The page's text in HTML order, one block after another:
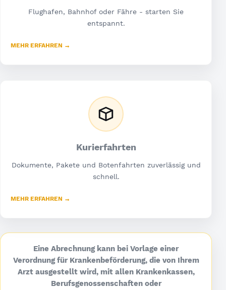
Flughafen, Bahnhof oder Fähre - starten Sie
entspannt.
MEHR ERFAHREN →
Kurierfahrten
Dokumente, Pakete und Botenfahrten zuverlässig und
schnell.
MEHR ERFAHREN →
Eine Abrechnung kann bei Vorlage einer
Verordnung für Krankenbeförderung, die von Ihrem
Arzt ausgestellt wird, mit allen Krankenkassen,
Berufsgenossenschaften oder